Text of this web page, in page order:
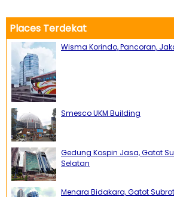
Places Terdekat
Wisma Korindo, Pancoran,
Smesco UKM Building
Gedung Kospin Jasa, Gatot
Selatan
Menara Bidakara, Gatot